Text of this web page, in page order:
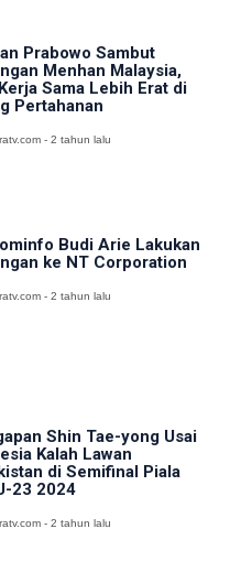
Prabowo Sambut
Menhan Malaysia,
Sama Lebih Erat di
Pertahanan
- 2 tahun lalu
Budi Arie Lakukan
ke NT Corporation
- 2 tahun lalu
Shin Tae-yong Usai
Kalah Lawan
di Semifinal Piala
23 2024
- 2 tahun lalu